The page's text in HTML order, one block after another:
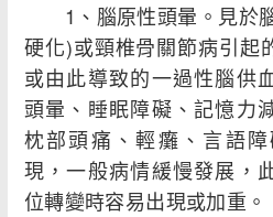
1、腦原性頭暈。見於
硬化)或頸椎骨關節病引起
或由此導致的一過性腦供
頭暈、睡眠障礙、記憶力
枕部頭痛、輕癱、言語
現，一般病情緩慢發展，
位轉變時容易出現或加重。